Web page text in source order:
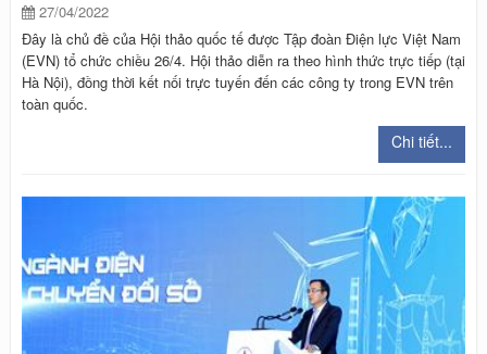
27/04/2022
Đây là chủ đề của Hội thảo quốc tế được Tập đoàn Điện lực Việt Nam
(EVN) tổ chức chiều 26/4. Hội thảo diễn ra theo hình thức trực tiếp (tại
Hà Nội), đồng thời kết nối trực tuyến đến các công ty trong EVN trên
toàn quốc.
Chi tiết...